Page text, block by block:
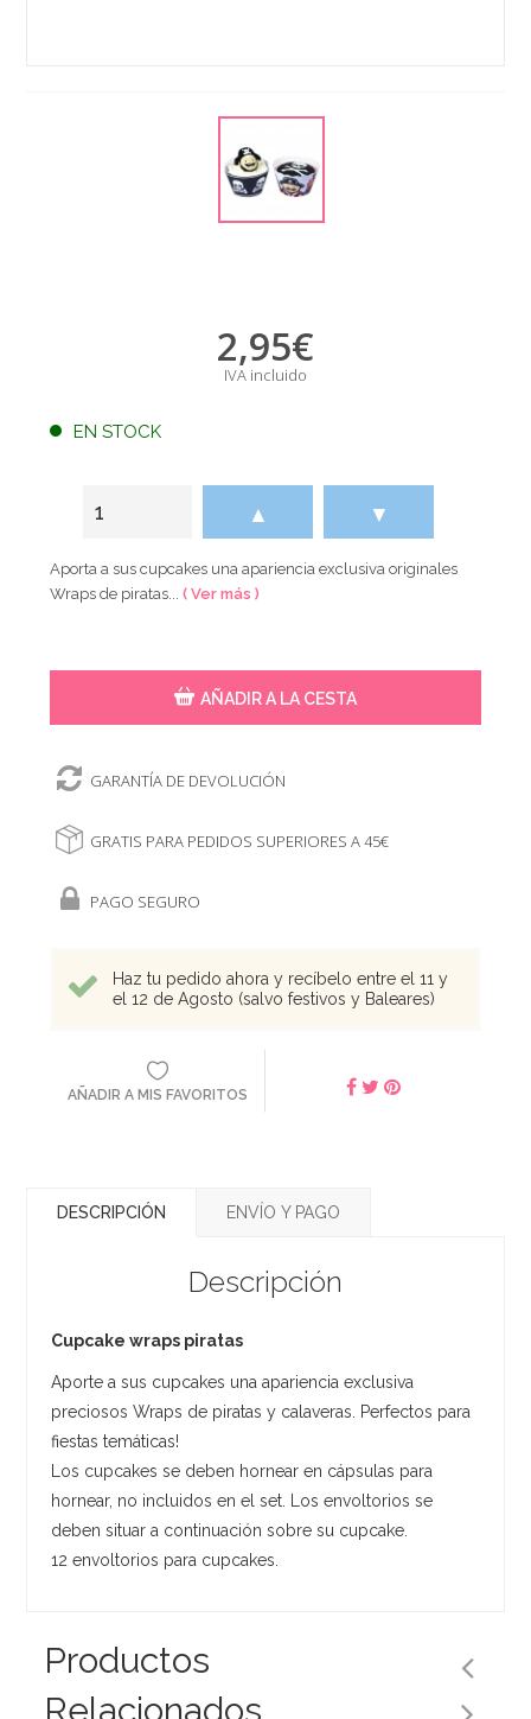
2,95€
IVA incluido
EN STOCK
▲ ▼
Aporta a sus cupcakes una apariencia exclusiva originales
Wraps de piratas...( Ver más )
AÑADIR A LA CESTA
GARANTÍA DE DEVOLUCIÓN
GRATIS PARA PEDIDOS SUPERIORES A 45€
PAGO SEGURO
Haz tu pedido ahora y recíbelo entre el 11 y
el 12 de Agosto (salvo festivos y Baleares)
AÑADIR A MIS FAVORITOS
DESCRIPCIÓN ENVÍO Y PAGO
Descripción
Cupcake wraps piratas
Aporte a sus cupcakes una apariencia exclusiva
preciosos Wraps de piratas y calaveras. Perfectos para
fiestas temáticas!
Los cupcakes se deben hornear en cápsulas para
hornear, no incluidos en el set. Los envoltorios se
deben situar a continuación sobre su cupcake.
12 envoltorios para cupcakes.
Productos
Relacionados